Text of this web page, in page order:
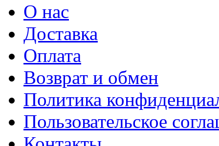
О нас
Доставка
Оплата
Возврат и обмен
Политика
Пользовательское